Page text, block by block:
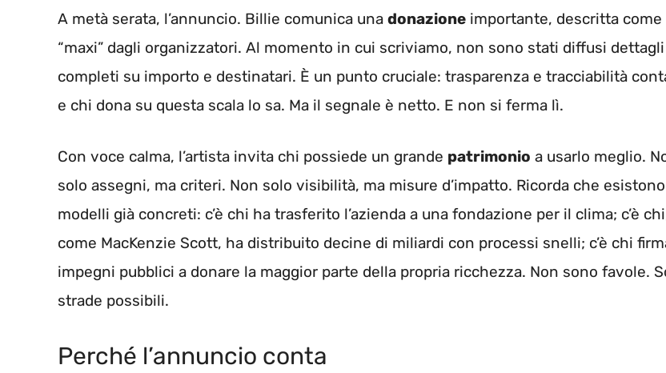
A metà serata, l’annuncio. Billie comunica una donazione importante, descritta come
“maxi” dagli organizzatori. Al momento in cui scriviamo, non sono stati diffusi dettagli
completi su importo e destinatari. È un punto cruciale: trasparenza e tracciabilità
e chi dona su questa scala lo sa. Ma il segnale è netto. E non si ferma lì.
Con voce calma, l’artista invita chi possiede un grande patrimonio a usarlo meglio.
solo assegni, ma criteri. Non solo visibilità, ma misure d’impatto. Ricorda che esistono
modelli già concreti: c’è chi ha trasferito l’azienda a una fondazione per il clima; c’è
come MacKenzie Scott, ha distribuito decine di miliardi con processi snelli; c’è chi
impegni pubblici a donare la maggior parte della propria ricchezza. Non sono favole.
strade possibili.
Perché l’annuncio conta